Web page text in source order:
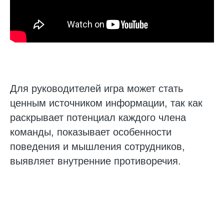
Для руководителей игра может стать
ценным источником информации, так как
раскрывает потенциал каждого члена
команды, показывает особенности
поведения и мышления сотрудников,
выявляет внутренние противоречия.